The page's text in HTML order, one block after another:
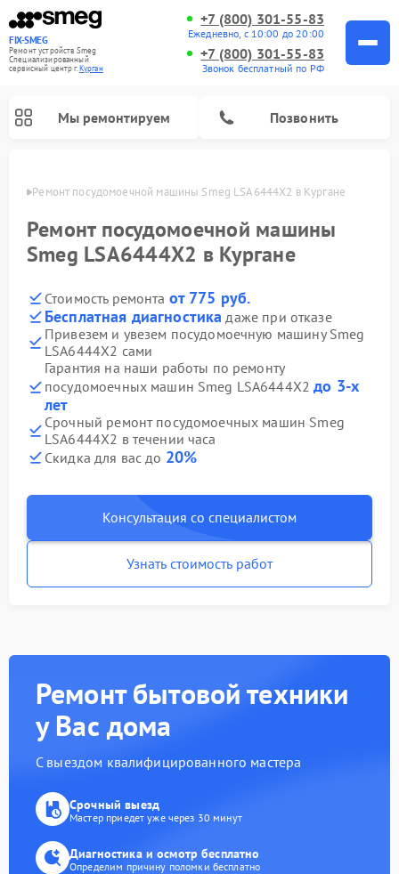
FIX-SMEG
Ремонт устройств Smeg
Специализированный
cервисный центр г.Курган
+7 (800) 301-55-83
Ежедневно, с 10:00 до 20:00
+7 (800) 301-55-83
Звонок бесплатный по РФ
Мы ремонтируем Позвонить
Ремонт посудомоечной машины Smeg LSA6444X2 в Кургане
Ремонт посудомоечной машины
Smeg LSA6444X2 в Кургане
Стоимость ремонта от 775 руб.
Бесплатная диагностика даже при отказе
Привезем и увезем посудомоечную машину Smeg
LSA6444X2 сами
Гарантия на наши работы по ремонту
посудомоечных машин Smeg LSA6444X2до 3-х
лет
Срочный ремонт посудомоечных машин Smeg
LSA6444X2 в течении часа
Скидка для вас до 20%
Консультация со специалистом
Узнать стоимость работ
Ремонт бытовой техники
у Вас дома
С выездом квалифицированного мастера
Срочный выезд
Мастер приедет уже через 30 минут
Диагностика и осмотр бесплатно
Определим причину поломки бесплатно